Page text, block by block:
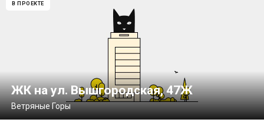
В ПРОЕКТЕ
ЖК на ул. Вышгородская, 47Ж
Ветряные Горы